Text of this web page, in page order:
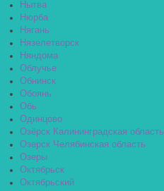
Нытва
Нюрба
Нягань
Нязелетворск
Няндома
Облучье
Обнинск
Обоянь
Обь
Одинцово
Озёрск Калининградская область
Озерск Челябинская область
Озеры
Октябрьск
Октябрьский